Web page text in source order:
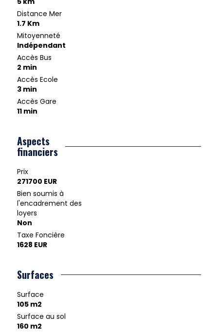
Distance Mer
1.7 Km
Mitoyenneté
Indépendant
Accès Bus
2 min
Accès Ecole
3 min
Accès Gare
11 min
Aspects
financiers
Prix
271700 EUR
Bien soumis à
l'encadrement des
loyers
Non
Taxe Foncière
1628 EUR
Surfaces
Surface
105 m2
Surface au sol
160 m2